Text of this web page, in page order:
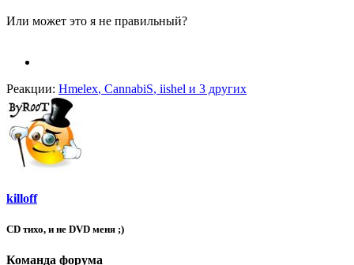
Или может это я не правильный?
Реакции: Hmelex, CannabiS, iishel и 3 других
killoff
CD тихо, и не DVD меня ;)
Команда форума